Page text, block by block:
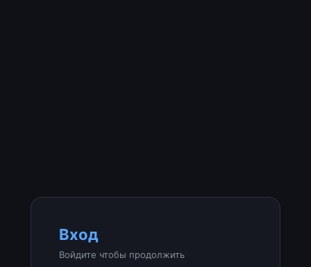
Вход
Войдите чтобы продолжить